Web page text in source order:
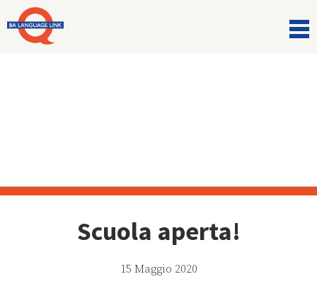
Scuola aperta!
15 Maggio 2020